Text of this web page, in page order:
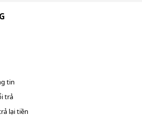
dụng máy nén khí
khí không dầu Fusheng FVA-50
định, người dùng nên:
khô ráo, thoáng khí để máy có
giúp nén khí tốt hơn.
tin
trả
lại tiền